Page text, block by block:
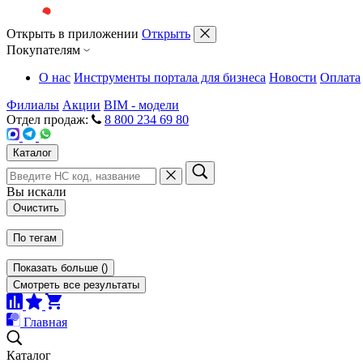
Открыть в приложении Открыть
Покупателям
О нас Инструменты портала для бизнеса Новости Оплата
Филиалы Акции BIM - модели
Отдел продаж:
8 800 234 69 80
Каталог
Вы искали
Очистить
По тегам
Показать больше ()
Смотреть все результаты
Главная
Каталог